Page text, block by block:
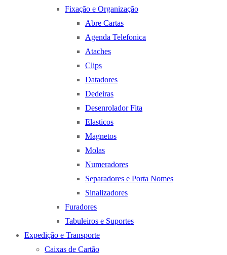
Fixação e Organização
Abre Cartas
Agenda Telefonica
Ataches
Clips
Datadores
Dedeiras
Desenrolador Fita
Elasticos
Magnetos
Molas
Numeradores
Separadores e Porta Nomes
Sinalizadores
Furadores
Tabuleiros e Suportes
Expedição e Transporte
Caixas de Cartão